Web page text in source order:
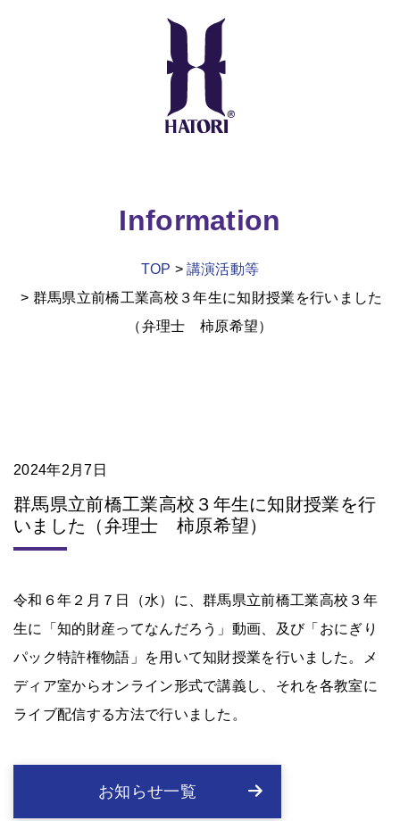
Information
TOP
講演活動等
群馬県立前橋工業高校３年生に知財授業を行いました
（弁理士 柿原希望）
2024年2月7日
群馬県立前橋工業高校３年生に知財授業を行
いました（弁理士 柿原希望）
令和６年２月７日（水）に、群馬県立前橋工業高校３年
生に「知的財産ってなんだろう」動画、及び「おにぎり
パック特許権物語」を用いて知財授業を行いました。メ
ディア室からオンライン形式で講義し、それを各教室に
ライブ配信する方法で行いました。
お知らせ一覧